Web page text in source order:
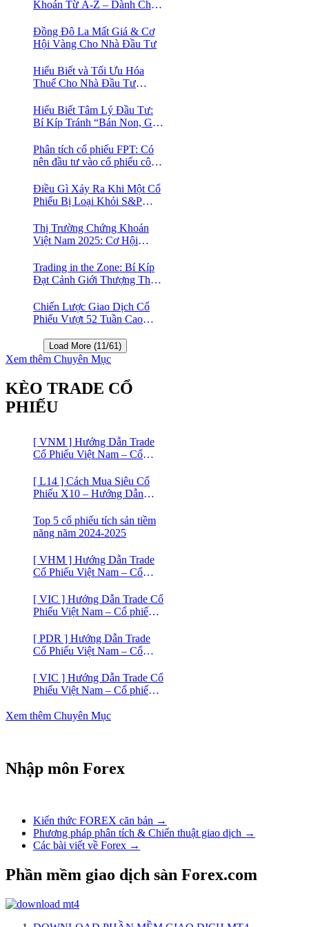
Khoán Từ A-Z – Dành Cho
Đồng Đô La Mất Giá & Cơ
Hội Vàng Cho Nhà Đầu Tư
Hiểu Biết và Tối Ưu Hóa
Thuế Cho Nhà Đầu Tư
Hiểu Biết Tâm Lý Đầu Tư:
Bí Kíp Tránh “Bán Non, Giữ
Thị Trường Chứng Khoán
Phân tích cổ phiếu FPT: Có
nên đầu tư vào cổ phiếu công
Điều Gì Xảy Ra Khi Một Cổ
Phiếu Bị Loại Khỏi S&P
Thị Trường Chứng Khoán
Việt Nam 2025: Cơ Hội
Index 🤑
Trading in the Zone: Bí Kíp
Đạt Cảnh Giới Thượng Thừa
Chiến Lược Giao Dịch Cổ
Phiếu Vượt 52 Tuần Cao
ScreenerLoad More (11/61)
Xem thêm Chuyên Mục
KÈO TRADE CỔ
PHIẾU
[ VNM ] Hướng Dẫn Trade
Cổ Phiếu Việt Nam – Cổ
[ L14 ] Cách Mua Siêu Cổ
Phiếu X10 – Hướng Dẫn
Cổ phiếu BĐS Licogi 14
Top 5 cổ phiếu tích sản tiềm
năng năm 2024-2025
[ VHM ] Hướng Dẫn Trade
Cổ Phiếu Việt Nam – Cổ
[ VIC ] Hướng Dẫn Trade Cổ
Phiếu Việt Nam – Cổ phiếu
[ PDR ] Hướng Dẫn Trade
Cổ Phiếu Việt Nam – Cổ
[ VIC ] Hướng Dẫn Trade Cổ
Phiếu Việt Nam – Cổ phiếu
Xem thêm Chuyên Mục
Nhập môn Forex
Kiến thức FOREX căn bản →
Phương pháp phân tích & Chiến thuật giao dịch →
Các bài viết về Forex →
Phần mềm giao dịch sàn Forex.com